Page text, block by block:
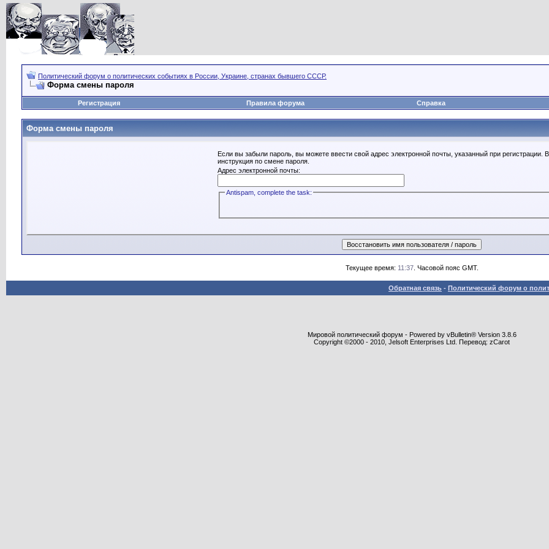
Политический форум о политических событиях в России, Украине, странах бывшего СССР.
Форма смены пароля
Регистрация Правила форума Справка
Форма смены пароля
Если вы забыли пароль, вы можете ввести свой адрес электронной почты, указанный при регистрации.
инструкция по смене пароля.
Адрес электронной почты:
Antispam, complete the task:
Текущее время: 11:37. Часовой пояс GMT.
Обратная связь - Политический форум о
Мировой политический форум - Powered by vBulletin® Version 3.8.6
Copyright ©2000 - 2010, Jelsoft Enterprises Ltd. Перевод: zCarot